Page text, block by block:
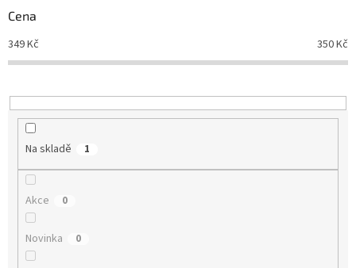
r
o
d
u
t
ů
Cena
349Kč 350Kč
Na skladě 1
Akce 0
Novinka 0